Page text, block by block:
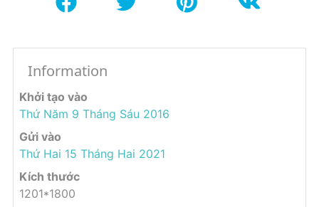
Information
Khởi tạo vào
Thứ Năm 9 Tháng Sáu 2016
Gửi vào
Thứ Hai 15 Tháng Hai 2021
Kích thước
1201*1800